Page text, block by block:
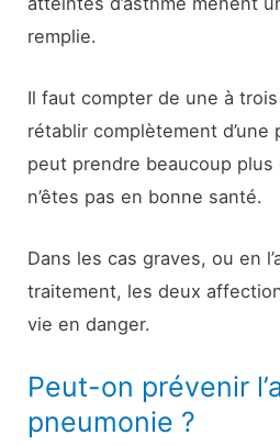
remplie.
Il faut compter de une à
rétablir complètement d’une
peut prendre beaucoup
n’êtes pas en bonne santé.
Dans les cas graves, ou en
traitement, les deux
vie en danger.
Peut-on prévenir
pneumonie ?